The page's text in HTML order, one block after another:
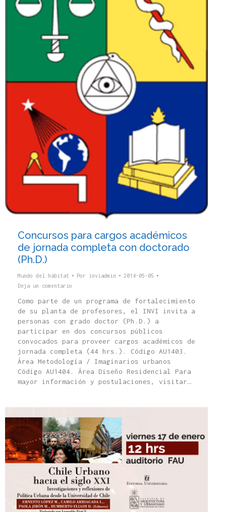
Concursos para cargos académicos
de jornada completa con doctorado
(Ph.D.)
Mundo del hábitat Por inviadmin
2014-05-05
Deja un comentario
Como parte de un programa de fortalecimiento
de su planta de profesores, el INVI invita a
personas con grado doctor (Ph.D.) a
participar en dos concursos públicos
convocados para proveer cargos académicos de
jornada completa (44 hrs.). Código AU1403.
Área Metodología / Imaginarios urbanos
Código AU1404. Área Diseño Residencial Para
mayor información y postulaciones, visitar…